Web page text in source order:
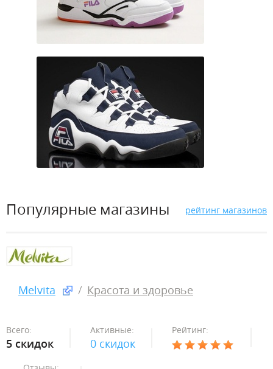
Популярные магазины рейтинг магазинов
Melvita Красота и здоровье
Всего:
5 скидок
Активные:
0 скидок
Рейтинг: